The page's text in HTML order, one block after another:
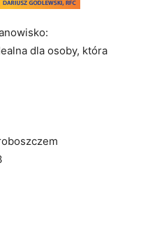
dla osoby, która